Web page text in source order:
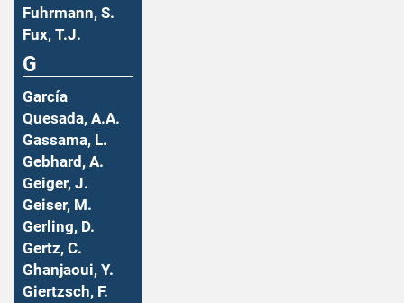
Fuhrmann, S.
Fux, T.J.
G
García
Quesada, A.A.
Gassama, L.
Gebhard, A.
Geiger, J.
Geiser, M.
Gerling, D.
Gertz, C.
Ghanjaoui, Y.
Giertzsch, F.